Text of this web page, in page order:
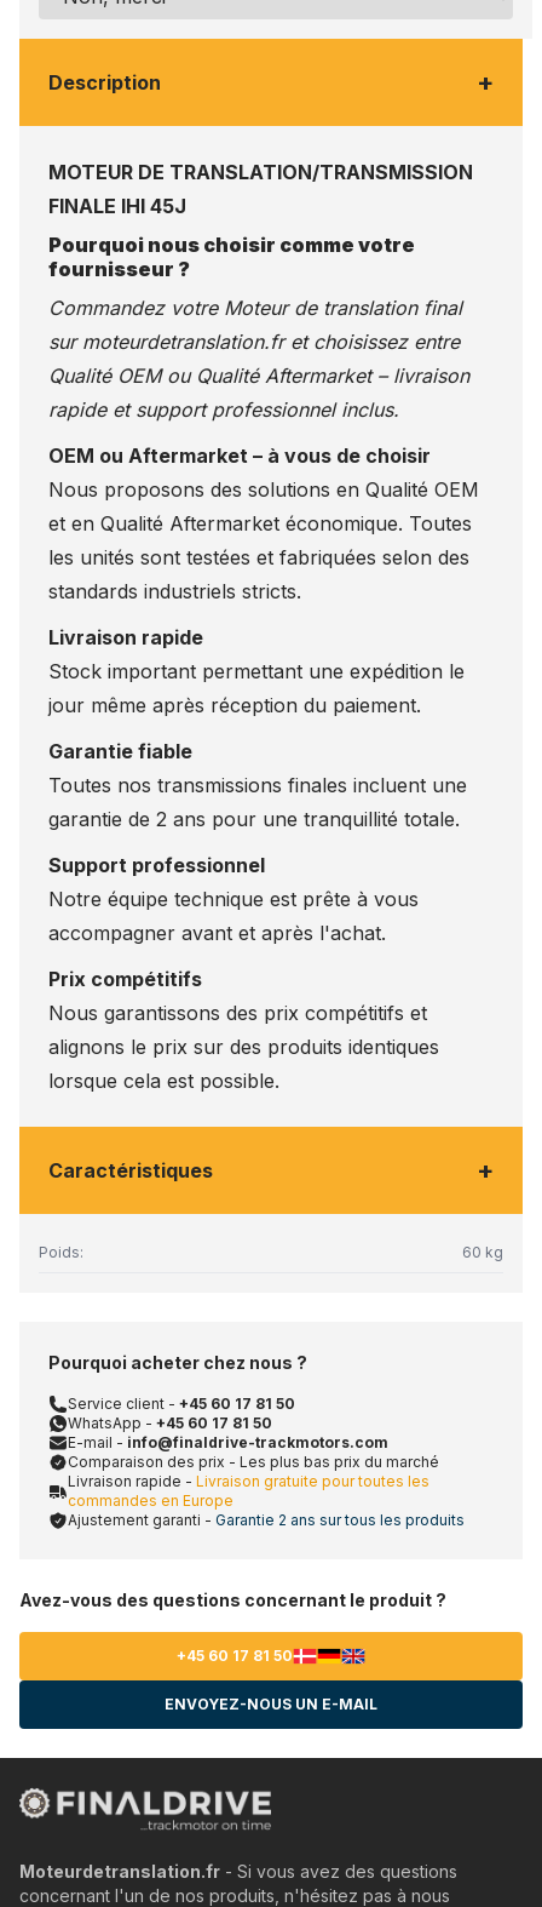
Description +
MOTEUR DE TRANSLATION/TRANSMISSION
FINALE IHI 45J
Pourquoi nous choisir comme votre
fournisseur ?
Commandez votre Moteur de translation final
sur moteurdetranslation.fret choisissez entre
Qualité OEM ou Qualité Aftermarket – livraison
rapide et support professionnel inclus.
OEM ou Aftermarket – à vous de choisir
Nous proposons des solutions en Qualité OEM
et en Qualité Aftermarket économique. Toutes
les unités sont testées et fabriquées selon des
standards industriels stricts.
Livraison rapide
Stock important permettant une expédition le
jour même après réception du paiement.
Garantie fiable
Toutes nos transmissions finales incluent une
garantie de 2 ans pour une tranquillité totale.
Support professionnel
Notre équipe technique est prête à vous
accompagner avant et après l'achat.
Prix compétitifs
Nous garantissons des prix compétitifs et
alignons le prix sur des produits identiques
lorsque cela est possible.
Caractéristiques +
Poids: 60 kg
Pourquoi acheter chez nous ?
Service client - +45 60 17 81 50
WhatsApp - +45 60 17 81 50
E-mail - info@finaldrive-trackmotors.com
Comparaison des prix - Les plus bas prix du marché
Livraison rapide - Livraison gratuite pour toutes les
commandes en Europe
Ajustement garanti - Garantie 2 ans sur tous les produits
Avez-vous des questions concernant le produit ?
+45 60 17 81 50
ENVOYEZ-NOUS UN E-MAIL
Moteurdetranslation.fr - Si vous avez des questions
concernant l'un de nos produits, n'hésitez pas à nous